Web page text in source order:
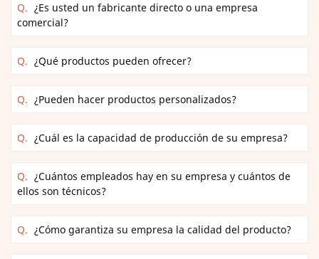
Q. ¿Es usted un fabricante directo o una empresa
comercial?
Q. ¿Qué productos pueden ofrecer?
Q. ¿Pueden hacer productos personalizados?
Q. ¿Cuál es la capacidad de producción de su empresa?
Q. ¿Cuántos empleados hay en su empresa y cuántos de
ellos son técnicos?
Q. ¿Cómo garantiza su empresa la calidad del producto?